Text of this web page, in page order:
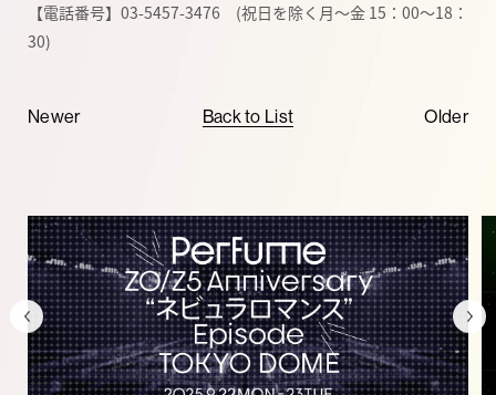
【電話番号】03-5457-3476 (祝日を除く月～金 15：00～18：
30)
Newer Back to List Older